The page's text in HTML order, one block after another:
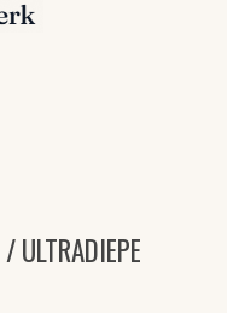
/ ULTRADIEPE